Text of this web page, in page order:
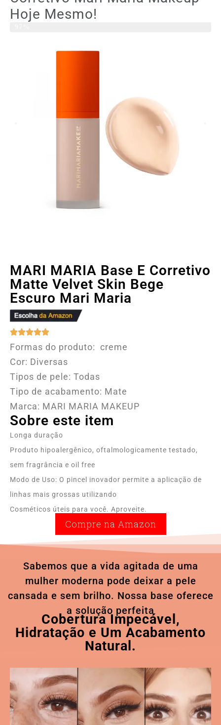
Hoje Mesmo!
MARI MARIA Base E Corretivo
Matte Velvet Skin Bege
Escuro Mari Maria
Formas do produto: creme
Cor: Diversas
Tipos de pele: Todas
Tipo de acabamento: Mate
Marca: MARI MARIA MAKEUP
Sobre este item
Longa duração
Produto hipoalergênico, oftalmologicamente testado,
sem fragrância e oil free
Modo de Uso: O pincel inovador permite a aplicação de
linhas mais grossas utilizando
Cosméticos úteis para você. Aproveite.
Compre na Amazon
Sabemos que a vida agitada de uma
mulher moderna pode deixar a pele
cansada e sem brilho. Nossa base oferece
a solução perfeita
Cobertura Impecável,
Hidratação e Um Acabamento
Natural.